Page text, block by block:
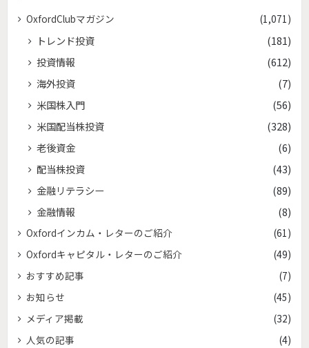
OxfordClubマガジン (1,071)
トレンド投資
(181)
投資情報
(612)
海外投資
(7)
米国株入門
(56)
米国配当株投資
(328)
老後資金
(6)
配当株投資
(43)
金融リテラシー
(89)
金融情報
(8)
Oxfordインカム・レターのご紹介
(61)
Oxfordキャピタル・レターのご紹介
(49)
おすすめ記事
(7)
お知らせ
(45)
メディア掲載
(32)
人気の記事
(4)